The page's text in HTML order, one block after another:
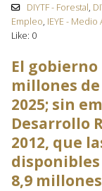
DIYTF - Forestal,
Empleo, IEYE -
Like: 0
El
millones
2025; sin
Desarrollo
2012, que
8,9